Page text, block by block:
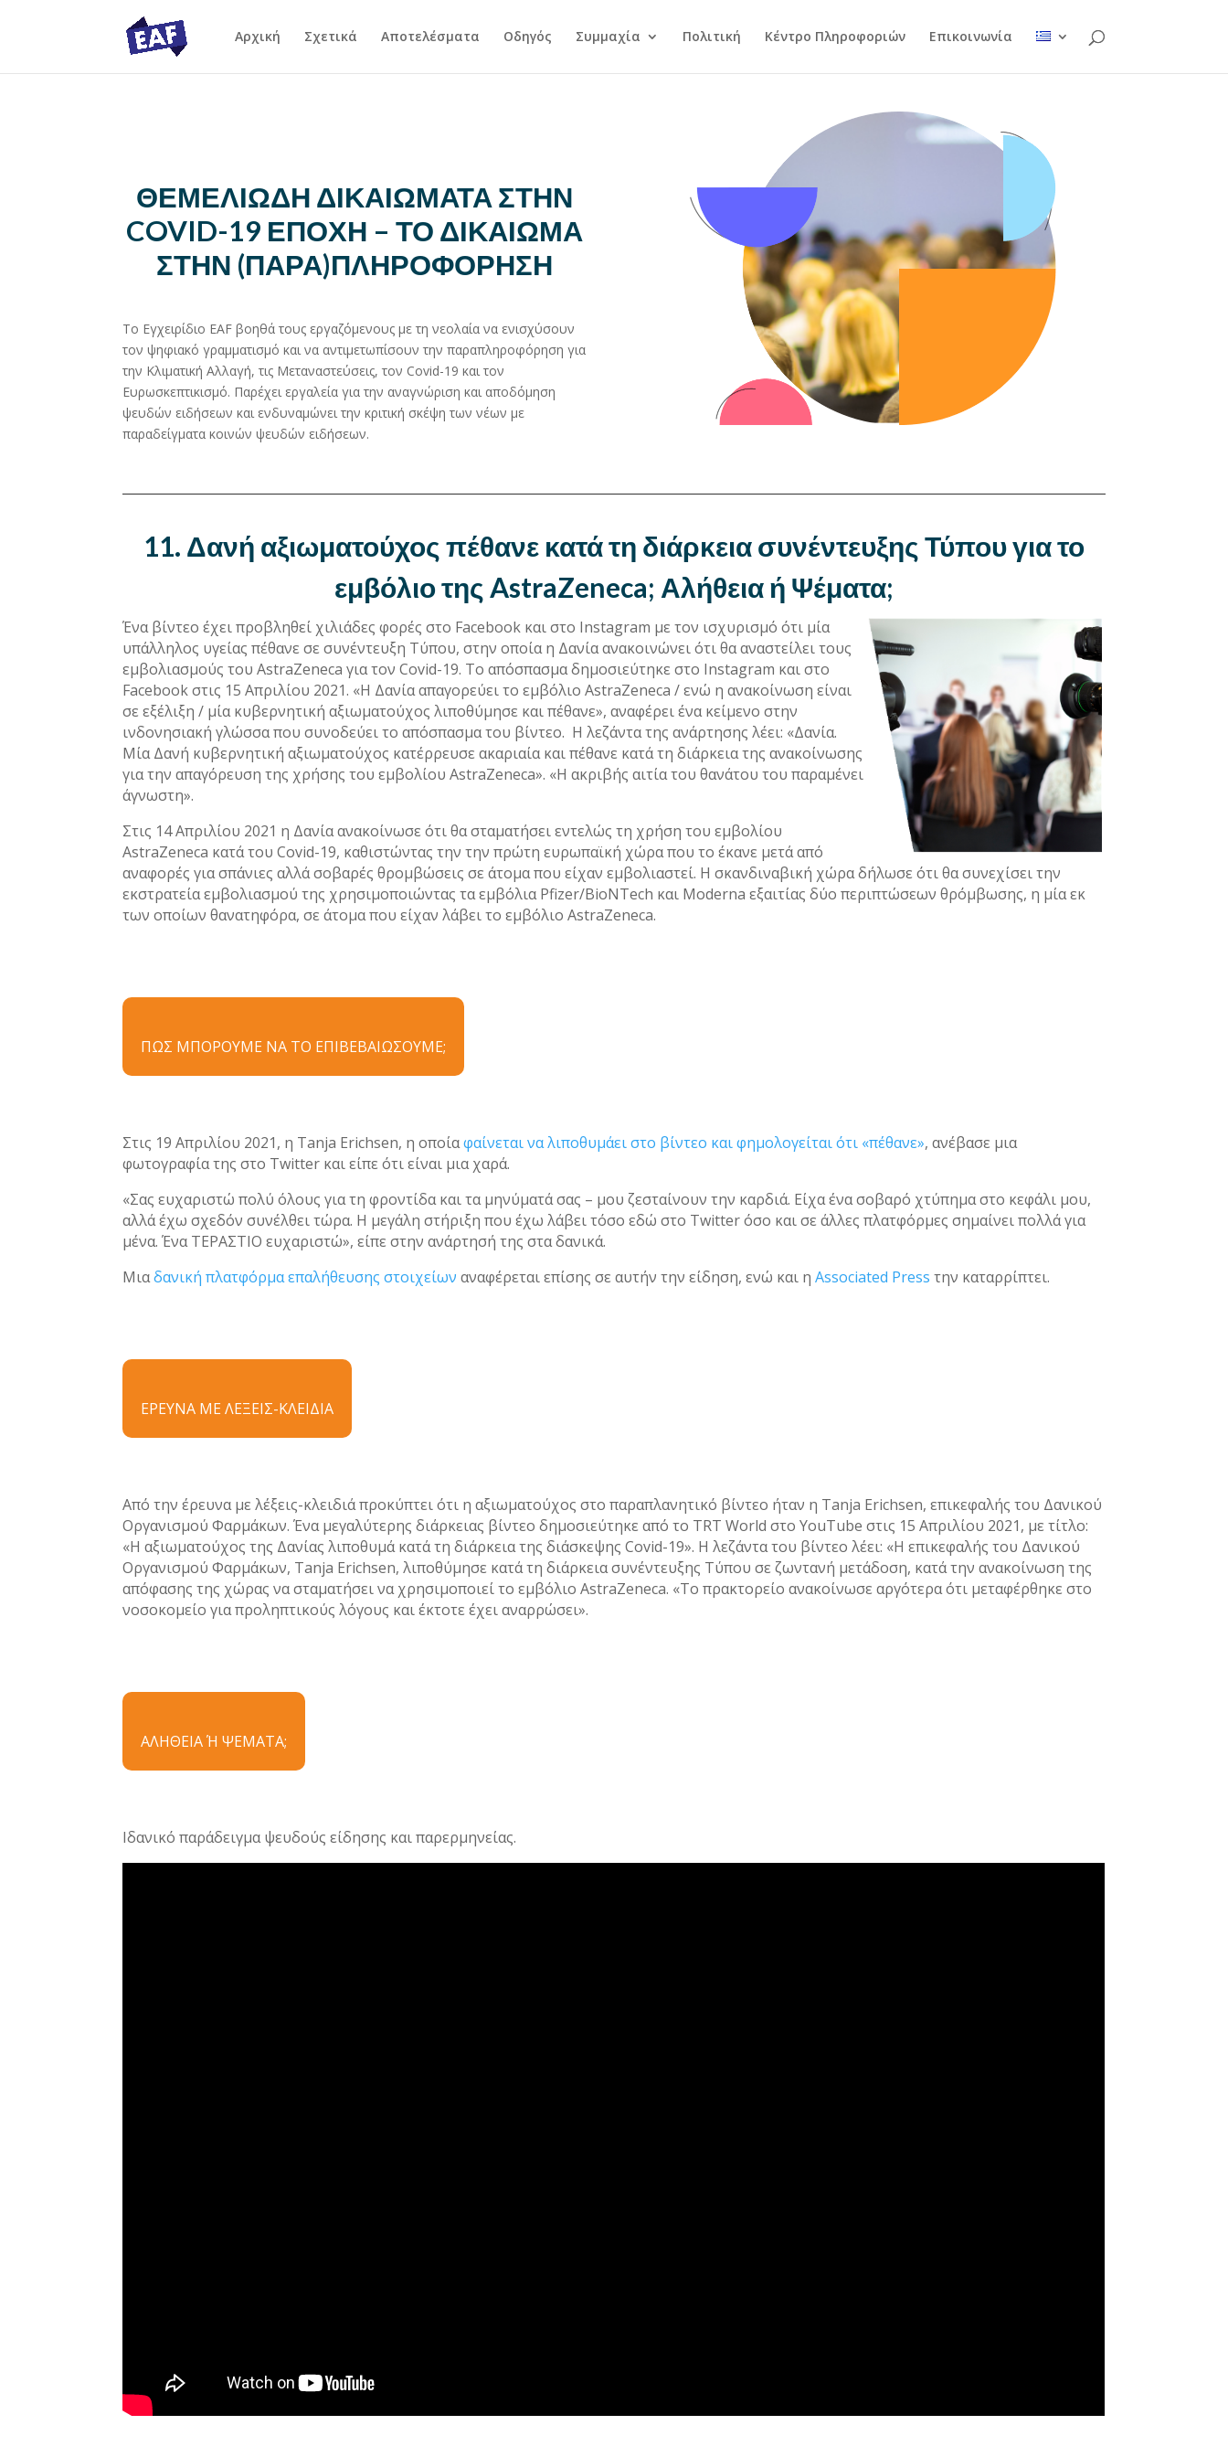
Αρχική Σχετικά Αποτελέσματα Οδηγός Συμμαχία Πολιτική Κέντρο Πληροφοριών Επικοινωνία
ΘΕΜΕΛΙΩΔΗ ΔΙΚΑΙΩΜΑΤΑ ΣΤΗΝ
COVID-19 ΕΠΟΧΗ – ΤΟ ΔΙΚΑΙΩΜΑ
ΣΤΗΝ (ΠΑΡΑ)ΠΛΗΡΟΦΟΡΗΣΗ
Το Εγχειρίδιο EAF βοηθά τους εργαζόμενους με τη νεολαία να ενισχύσουν
τον ψηφιακό γραμματισμό και να αντιμετωπίσουν την παραπληροφόρηση για
την Κλιματική Αλλαγή, τις Μεταναστεύσεις, τον Covid-19 και τον
Ευρωσκεπτικισμό. Παρέχει εργαλεία για την αναγνώριση και αποδόμηση
ψευδών ειδήσεων και ενδυναμώνει την κριτική σκέψη των νέων με
παραδείγματα κοινών ψευδών ειδήσεων.
11. Δανή αξιωματούχος πέθανε κατά τη διάρκεια συνέντευξης Τύπου για το
εμβόλιο της AstraZeneca; Αλήθεια ή Ψέματα;
Ένα βίντεο έχει προβληθεί χιλιάδες φορές στο Facebook και στο Instagram με τον ισχυρισμό ότι μία
υπάλληλος υγείας πέθανε σε συνέντευξη Τύπου, στην οποία η Δανία ανακοινώνει ότι θα αναστείλει τους
εμβολιασμούς του AstraZeneca για τον Covid-19. Το απόσπασμα δημοσιεύτηκε στο Instagram και στο
Facebook στις 15 Απριλίου 2021. «Η Δανία απαγορεύει το εμβόλιο AstraZeneca / ενώ η ανακοίνωση είναι
σε εξέλιξη / μία κυβερνητική αξιωματούχος λιποθύμησε και πέθανε», αναφέρει ένα κείμενο στην
ινδονησιακή γλώσσα που συνοδεύει το απόσπασμα του βίντεο. Η λεζάντα της ανάρτησης λέει: «Δανία.
Μία Δανή κυβερνητική αξιωματούχος κατέρρευσε ακαριαία και πέθανε κατά τη διάρκεια της ανακοίνωσης
για την απαγόρευση της χρήσης του εμβολίου AstraZeneca». «Η ακριβής αιτία του θανάτου του παραμένει
άγνωστη».
Στις 14 Απριλίου 2021 η Δανία ανακοίνωσε ότι θα σταματήσει εντελώς τη χρήση του εμβολίου
AstraZeneca κατά του Covid-19, καθιστώντας την την πρώτη ευρωπαϊκή χώρα που το έκανε μετά από
αναφορές για σπάνιες αλλά σοβαρές θρομβώσεις σε άτομα που είχαν εμβολιαστεί. Η σκανδιναβική χώρα δήλωσε ότι θα συνεχίσει την
εκστρατεία εμβολιασμού της χρησιμοποιώντας τα εμβόλια Pfizer/BioNTech και Moderna εξαιτίας δύο περιπτώσεων θρόμβωσης, η μία εκ
των οποίων θανατηφόρα, σε άτομα που είχαν λάβει το εμβόλιο AstraZeneca.
ΠΩΣ ΜΠΟΡΟΥΜΕ ΝΑ ΤΟ ΕΠΙΒΕΒΑΙΩΣΟΥΜΕ;
Στις 19 Απριλίου 2021, η Tanja Erichsen, η οποίαφαίνεται να λιποθυμάει στο βίντεο και φημολογείται ότι «πέθανε», ανέβασε μια
φωτογραφία της στο Twitter και είπε ότι είναι μια χαρά.
«Σας ευχαριστώ πολύ όλους για τη φροντίδα και τα μηνύματά σας – μου ζεσταίνουν την καρδιά. Είχα ένα σοβαρό χτύπημα στο κεφάλι μου,
αλλά έχω σχεδόν συνέλθει τώρα. Η μεγάλη στήριξη που έχω λάβει τόσο εδώ στο Twitter όσο και σε άλλες πλατφόρμες σημαίνει πολλά για
μένα. Ένα ΤΕΡΑΣΤΙΟ ευχαριστώ», είπε στην ανάρτησή της στα δανικά.
Μιαδανική πλατφόρμα επαλήθευσης στοιχείων αναφέρεται επίσης σε αυτήν την είδηση, ενώ και ηAssociated Press την καταρρίπτει.
ΕΡΕΥΝΑ ΜΕ ΛΕΞΕΙΣ-ΚΛΕΙΔΙΑ
Από την έρευνα με λέξεις-κλειδιά προκύπτει ότι η αξιωματούχος στο παραπλανητικό βίντεο ήταν η Tanja Erichsen, επικεφαλής του Δανικού
Οργανισμού Φαρμάκων. Ένα μεγαλύτερης διάρκειας βίντεο δημοσιεύτηκε από το TRT World στο YouTube στις 15 Απριλίου 2021, με τίτλο:
«Η αξιωματούχος της Δανίας λιποθυμά κατά τη διάρκεια της διάσκεψης Covid-19». Η λεζάντα του βίντεο λέει: «Η επικεφαλής του Δανικού
Οργανισμού Φαρμάκων, Tanja Erichsen, λιποθύμησε κατά τη διάρκεια συνέντευξης Τύπου σε ζωντανή μετάδοση, κατά την ανακοίνωση της
απόφασης της χώρας να σταματήσει να χρησιμοποιεί το εμβόλιο AstraZeneca. «Το πρακτορείο ανακοίνωσε αργότερα ότι μεταφέρθηκε στο
νοσοκομείο για προληπτικούς λόγους και έκτοτε έχει αναρρώσει».
ΑΛΗΘΕΙΑ Ή ΨΕΜΑΤΑ;
Ιδανικό παράδειγμα ψευδούς είδησης και παρερμηνείας.